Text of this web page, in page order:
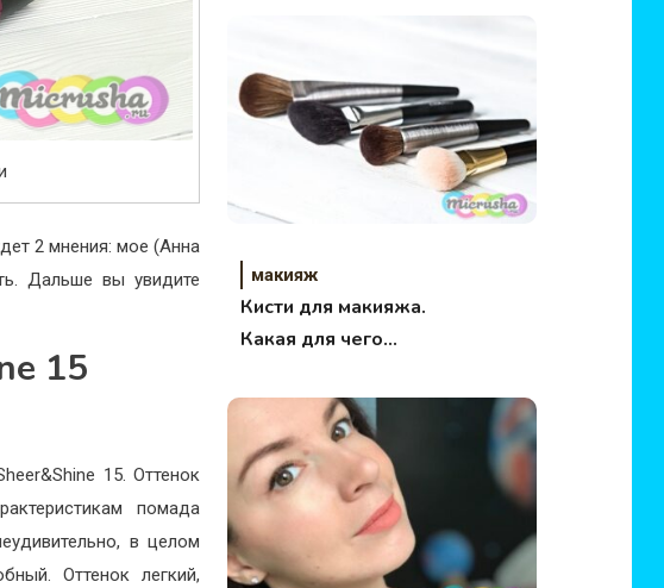
2 мнения: мое (Анна
Дальше вы увидите
15
15. Оттенок
помада
в целом
Оттенок легкий,
макияж
Кисти для макияжа.
Какая для чего